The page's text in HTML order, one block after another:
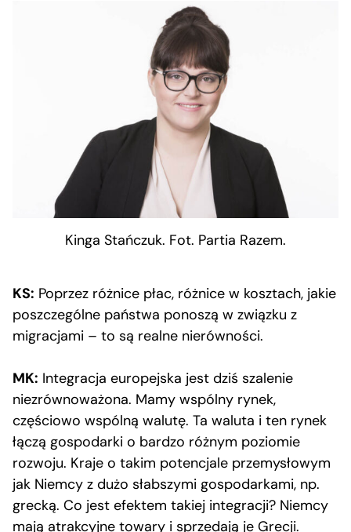
Kinga Stańczuk. Fot. Partia Razem.
KS: Poprzez różnice płac, różnice w kosztach, jakie
poszczególne państwa ponoszą w związku z
migracjami – to są realne nierówności.
MK: Integracja europejska jest dziś szalenie
niezrównoważona. Mamy wspólny rynek,
częściowo wspólną walutę. Ta waluta i ten rynek
łączą gospodarki o bardzo różnym poziomie
rozwoju. Kraje o takim potencjale przemysłowym
jak Niemcy z dużo słabszymi gospodarkami, np.
grecką. Co jest efektem takiej integracji? Niemcy
mają atrakcyjne towary i sprzedają je Grecji.